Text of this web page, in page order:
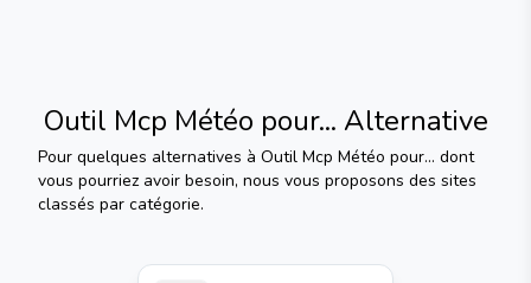
Outil Mcp Météo pour... Alternative
Pour quelques alternatives à Outil Mcp Météo pour... dont
vous pourriez avoir besoin, nous vous proposons des sites
classés par catégorie.